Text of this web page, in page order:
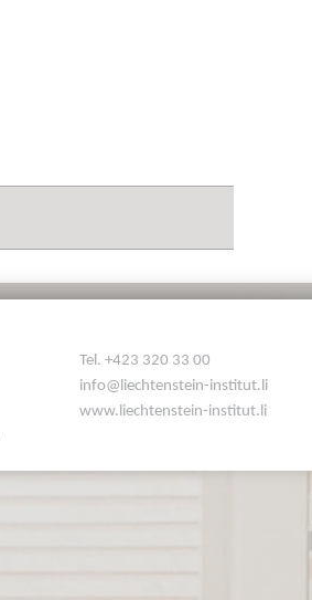
Tel. +423 320 33 00
info@liechtenstein-institut.li
www.liechtenstein-institut.li